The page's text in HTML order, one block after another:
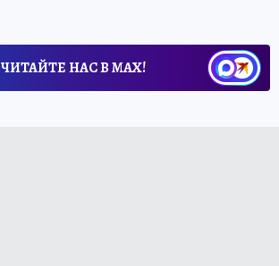
ЧИТАЙТЕ НАС В МАХ!